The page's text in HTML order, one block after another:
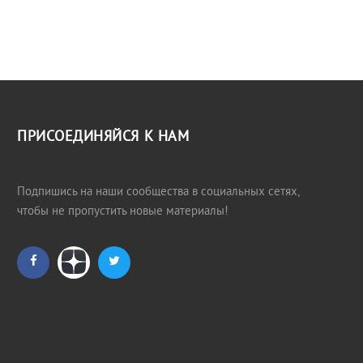
ПРИСОЕДИНЯЙСЯ К НАМ
Подпишись на наши сообщества в социальных сетях,
чтобы не пропустить новые материалы!